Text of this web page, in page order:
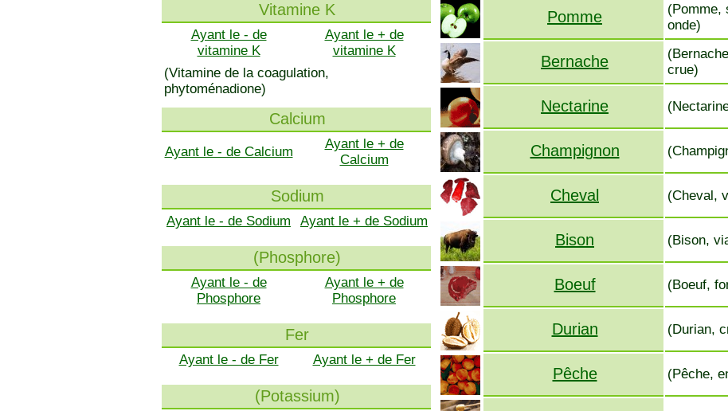
Vitamine K
Ayant le - de
vitamine K
Ayant le + de
vitamine K
(Vitamine de la coagulation,
phytoménadione)
Calcium
Ayant le - de Calcium
Ayant le + de
Calcium
Sodium
Ayant le - de Sodium Ayant le + de Sodium
(Phosphore)
Ayant le - de
Phosphore
Ayant le + de
Phosphore
Fer
Ayant le - de Fer Ayant le + de Fer
(Potassium)
Pomme
(Pomme,
onde)
Bernache
crue)
Nectarine
Champignon
Cheval (Cheval,
Bison (Bison,
Boeuf (Boeuf,
Durian (Durian,
Pêche (Pêche,